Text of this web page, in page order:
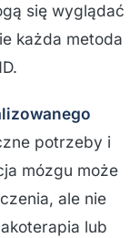
się wyglądać
każda metoda
potrzeby i
mózgu może
ale nie
lub